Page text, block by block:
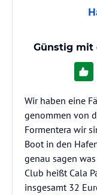
Günstig mit
Wir haben eine
genommen von
Formentera wir
Boot in den
genau sagen
Club heißt Cala
insgesamt 32